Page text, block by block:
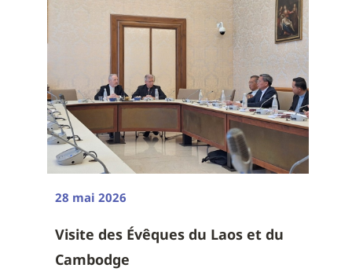
28 mai 2026
Visite des Évêques du Laos et du
Cambodge